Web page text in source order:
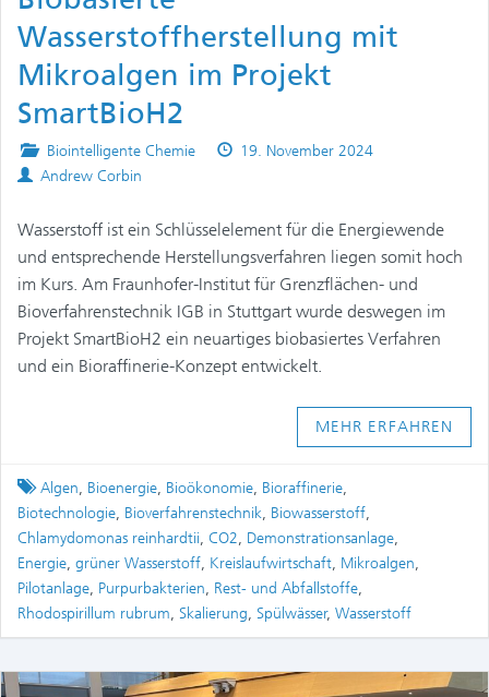
Wasserstoffherstellung mit
Mikroalgen im Projekt
SmartBioH2
Posted
in
Biointelligente Chemie
Published
19. November 2024
Authors
Andrew Corbin
Wasserstoff ist ein Schlüsselelement für die Energiewende
und entsprechende Herstellungsverfahren liegen somit hoch
im Kurs. Am Fraunhofer-Institut für Grenzflächen- und
Bioverfahrenstechnik IGB in Stuttgart wurde deswegen im
Projekt SmartBioH2 ein neuartiges biobasiertes Verfahren
und ein Bioraffinerie-Konzept entwickelt.
MEHR ERFAHREN
Tagged
Algen, Bioenergie, Bioökonomie, Bioraffinerie,
Biotechnologie, Bioverfahrenstechnik, Biowasserstoff,
Chlamydomonas reinhardtii, CO2, Demonstrationsanlage,
Energie, grüner Wasserstoff, Kreislaufwirtschaft, Mikroalgen,
Pilotanlage, Purpurbakterien, Rest- und Abfallstoffe,
Rhodospirillum rubrum, Skalierung, Spülwässer, Wasserstoff